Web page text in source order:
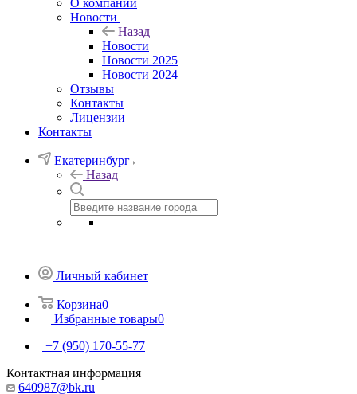
О компании
Новости
Назад
Новости
Новости 2025
Новости 2024
Отзывы
Контакты
Лицензии
Контакты
Екатеринбург
Назад
Личный кабинет
Корзина0
Избранные товары0
+7 (950) 170-55-77
Контактная информация
640987@bk.ru